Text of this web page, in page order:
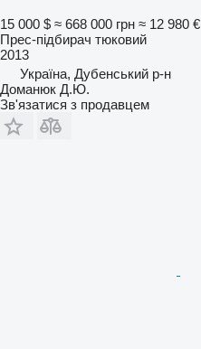
15 000 $ ≈ 668 000 грн ≈ 12 980 €
Прес-підбирач тюковий
2013
Україна, Дубенський р-н
Доманюк Д.Ю.
Зв'язатися з продавцем